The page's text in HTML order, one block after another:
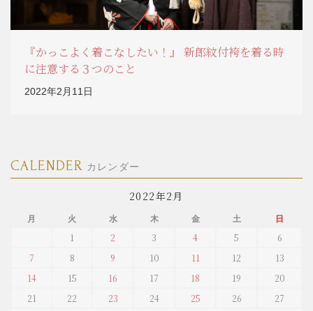
『かっこよく着こなしたい！』 新郎紋付袴を着る時
に注意する３つのこと
2022年2月11日
CALENDER カレンダー
2022年2月
月 火 水 木 金 土 日
1 2 3 4 5
6
7
8 9 10 11 12
13
14
15 16 17 18 19
20
21
22 23 24 25 26
27